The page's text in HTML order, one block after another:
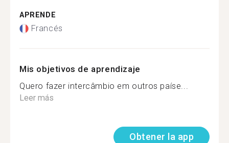
APRENDE
Francés
Mis objetivos de aprendizaje
Quero fazer intercâmbio em outros paíse...
Leer más
Obtener la app